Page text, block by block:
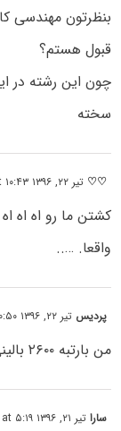
بنظرتون مهندسی
قبول هستم؟
چون این رشته در
سخته
♡♡ تیر ۲۲, ۱۳۹۶ at ۱۰:۴۳ ق٫ظ
کشتن ما رو اه اه
واقعا. …..
پردیس تیر ۲۲, ۱۳۹۶ at ۰:۵۰ ق٫ظ
من بارتبه ۲۶۰۰ بالینی تهران قبول میشم؟
ساراتیر ۲۱, ۱۳۹۶ at ۵:۱۹ ب٫ظ